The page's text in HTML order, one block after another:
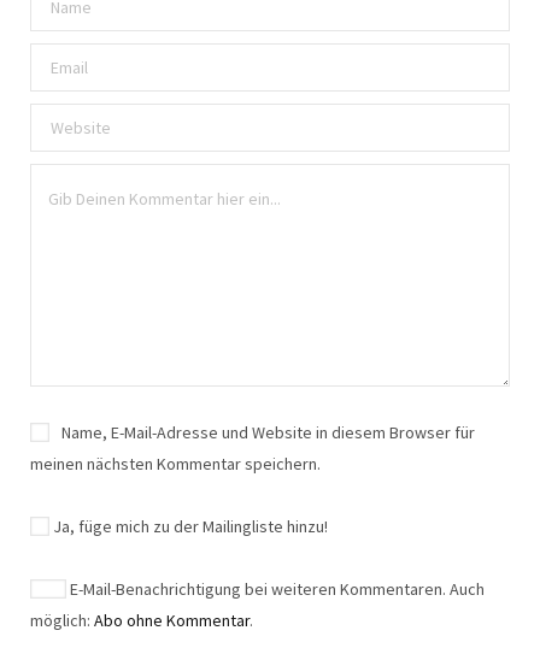
Name, E-Mail-Adresse und Website in diesem Browser für
meinen nächsten Kommentar speichern.
Ja, füge mich zu der Mailingliste hinzu!
E-Mail-Benachrichtigung bei weiteren Kommentaren. Auch
möglich: Abo ohne Kommentar.